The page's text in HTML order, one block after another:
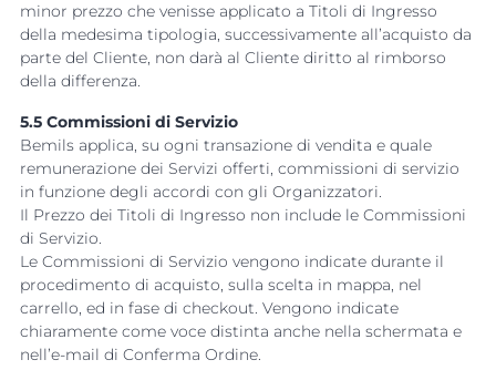
minor prezzo che venisse applicato a Titoli di Ingresso
della medesima tipologia, successivamente all’acquisto da
parte del Cliente, non darà al Cliente diritto al rimborso
della differenza.
5.5 Commissioni di Servizio
Bemils applica, su ogni transazione di vendita e quale
remunerazione dei Servizi offerti, commissioni di servizio
in funzione degli accordi con gli Organizzatori.
Il Prezzo dei Titoli di Ingresso non include le Commissioni
di Servizio.
Le Commissioni di Servizio vengono indicate durante il
procedimento di acquisto, sulla scelta in mappa, nel
carrello, ed in fase di checkout. Vengono indicate
chiaramente come voce distinta anche nella schermata e
nell’e-mail di Conferma Ordine.